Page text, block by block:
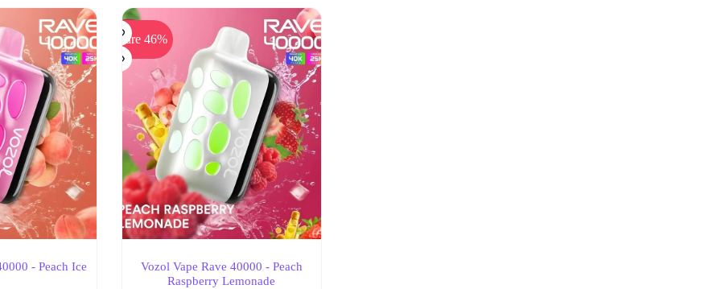
49,99 €
26,99 €.
- Peach Ice
Spare 46%
Vozol Vape Rave 40000 - Peach
Raspberry Lemonade